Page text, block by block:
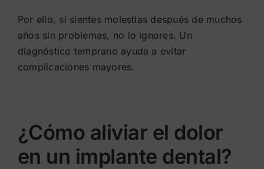
Por ello, si sientes molestias después de muchos
años sin problemas, no lo ignores. Un
diagnóstico temprano ayuda a evitar
complicaciones mayores.
¿Cómo aliviar el dolor
en un implante dental?